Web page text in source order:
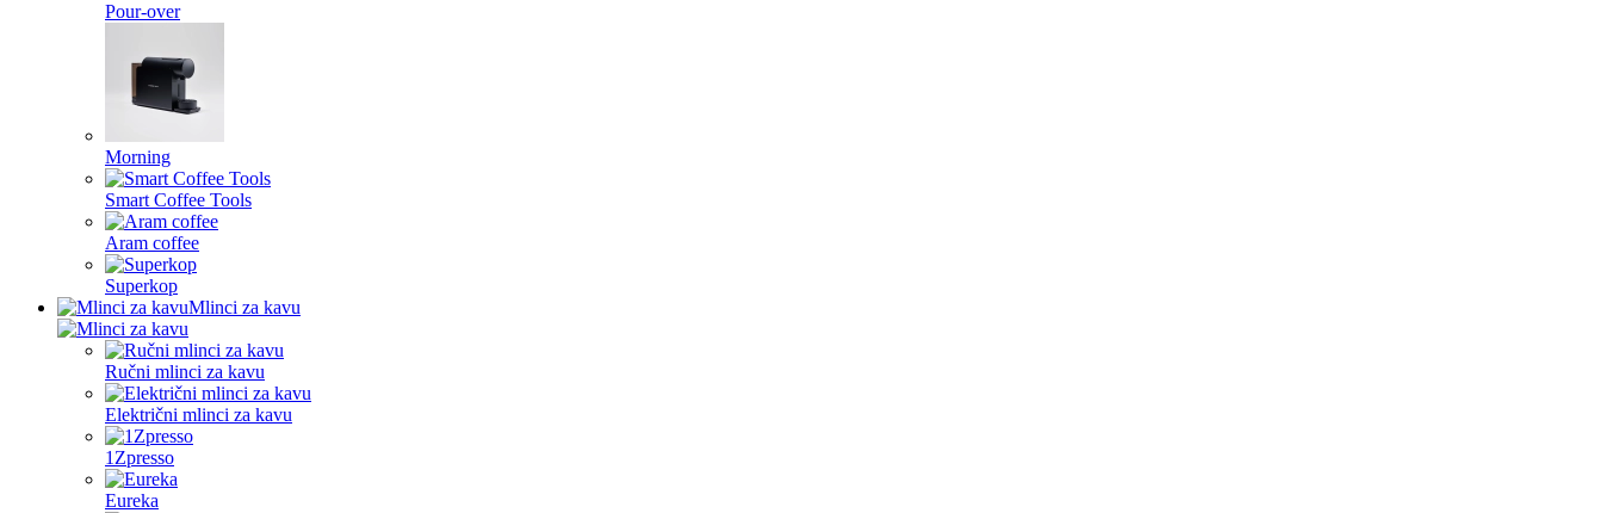
Pour-over
Morning
Smart Coffee Tools
Aram coffee
Superkop
Mlinci za kavu
Ručni mlinci za kavu
Električni mlinci za kavu
1Zpresso
Eureka